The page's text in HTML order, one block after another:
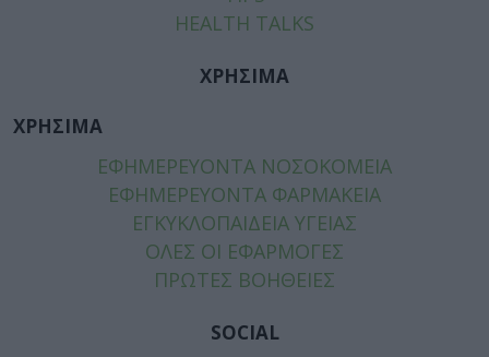
HEALTH TALKS
ΧΡΗΣΙΜΑ
ΧΡΗΣΙΜΑ
ΕΦΗΜΕΡΕΥΟΝΤΑ ΝΟΣΟΚΟΜΕΙΑ
ΕΦΗΜΕΡΕΥΟΝΤΑ ΦΑΡΜΑΚΕΙΑ
ΕΓΚΥΚΛΟΠΑΙΔΕΙΑ ΥΓΕΙΑΣ
ΟΛΕΣ ΟΙ ΕΦΑΡΜΟΓΕΣ
ΠΡΩΤΕΣ ΒΟΗΘΕΙΕΣ
SOCIAL